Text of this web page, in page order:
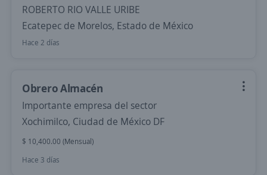
ROBERTO RIO VALLE URIBE
Ecatepec de Morelos, Estado de México
Hace 2 días
Obrero Almacén
Importante empresa del sector
Xochimilco, Ciudad de México DF
$ 10,400.00 (Mensual)
Hace 3 días